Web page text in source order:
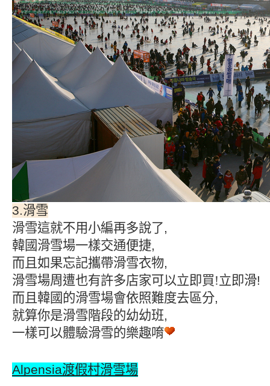
3.滑雪
滑雪這就不用小編再多說了 ,
韓國滑雪場一樣交通便捷,
而且如果忘記攜帶滑雪衣物,
滑雪場周遭也有許多店家可以立即買!立即滑!
而且韓國的滑雪場會依照難度去區分,
就算你是滑雪階段的幼幼班,
一樣可以體驗滑雪的樂趣唷
Alpensia渡假村滑雪場